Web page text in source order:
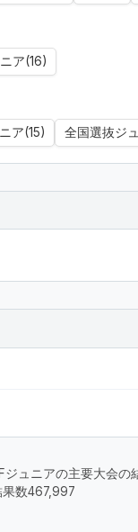
ア(16)
ア(15) 全国選抜ジ
ュニアの主要大会の
果数467,997